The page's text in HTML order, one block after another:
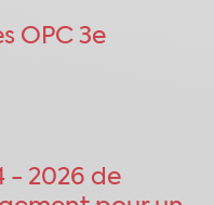
OPC 3e
- 2026 de